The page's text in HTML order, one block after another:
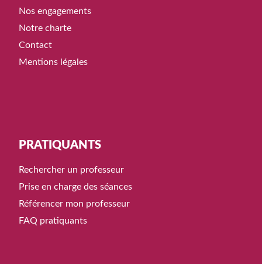
Nos engagements
Notre charte
Contact
Mentions légales
PRATIQUANTS
Rechercher un professeur
Prise en charge des séances
Référencer mon professeur
FAQ pratiquants